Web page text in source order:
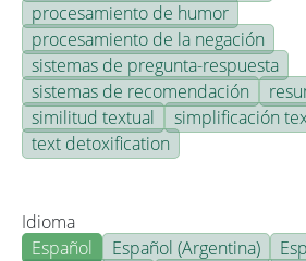
procesamiento de humor
procesamiento de la negación
sistemas de pregunta-respuesta
sistemas de recomendación
similitud textual
simplificación
text detoxification
Idioma
Español
Español (Argentina)